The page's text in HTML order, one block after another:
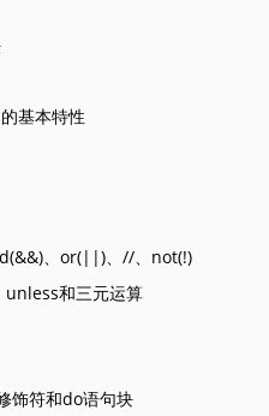
基本特性
、or(||)、//、not(!)
unless和三元运算
饰符和do语句块